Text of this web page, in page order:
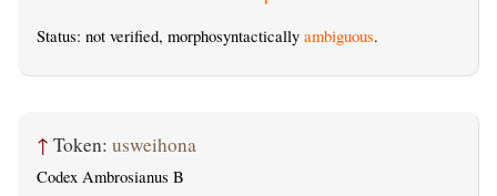
Status: not verified, morphosyntactically ambiguous.
↑ Token: usweihona
Codex Ambrosianus B